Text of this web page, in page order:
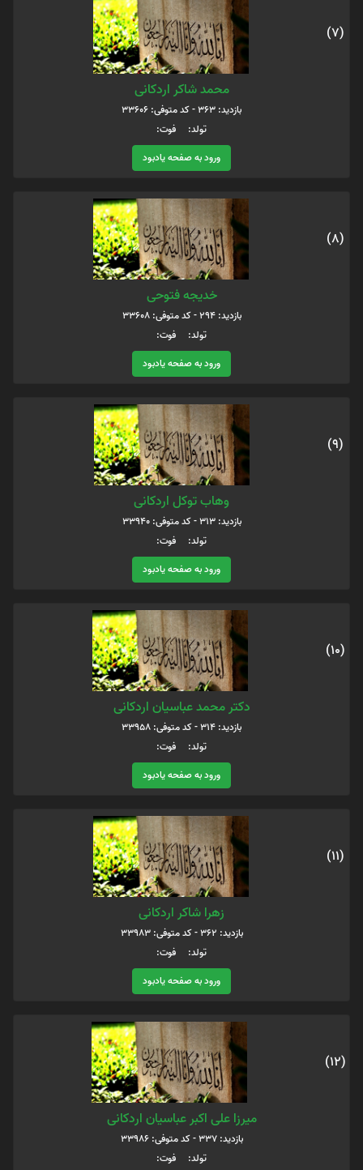
(7)
محمد شاکر اردکانی
بازدید: 363 - کد متوفی: 33606
تولد: فوت:
ورود به صفحه یادبود
(8)
خدیجه فتوحی
بازدید: 294 - کد متوفی: 33608
تولد: فوت:
ورود به صفحه یادبود
(9)
وهاب توکل اردکانی
بازدید: 313 - کد متوفی: 33940
تولد: فوت:
ورود به صفحه یادبود
(10)
دکتر محمد عباسیان اردکانی
بازدید: 314 - کد متوفی: 33958
تولد: فوت:
ورود به صفحه یادبود
(11)
زهرا شاکر اردکانی
بازدید: 362 - کد متوفی: 33983
تولد: فوت:
ورود به صفحه یادبود
(12)
میرزا علی اکبر عباسیان اردکانی
بازدید: 337 - کد متوفی: 33986
تولد: فوت: